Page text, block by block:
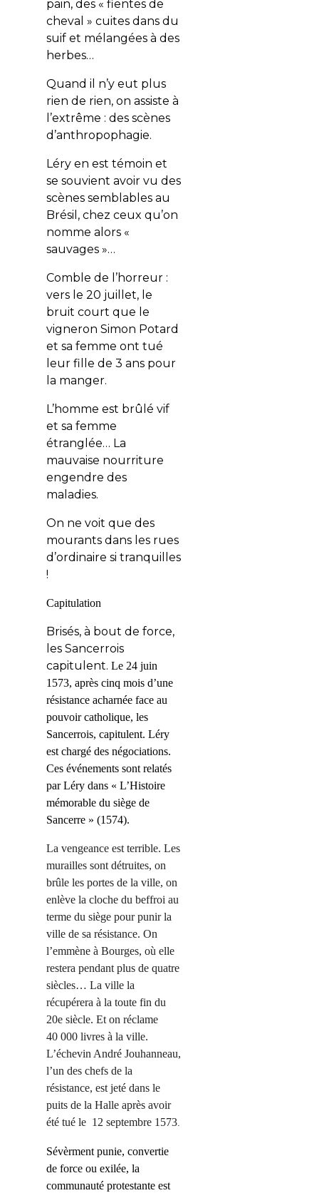
pain, des « fientes de
cheval » cuites dans du
suif et mélangées à des
herbes…
Quand il n’y eut plus
rien de rien, on assiste à
l’extrême : des scènes
d’anthropophagie.
Léry en est témoin et
se souvient avoir vu des
scènes semblables au
Brésil, chez ceux qu’on
nomme alors «
sauvages »…
Comble de l’horreur :
vers le 20 juillet, le
bruit court que le
vigneron Simon Potard
et sa femme ont tué
leur fille de 3 ans pour
la manger.
L’homme est brûlé vif
et sa femme
étranglée… La
mauvaise nourriture
engendre des
maladies.
On ne voit que des
mourants dans les rues
d’ordinaire si tranquilles
!
Capitulation
Brisés, à bout de force,
les Sancerrois
capitulent. Le 24 juin
1573, après cinq mois d’une
résistance acharnée face au
pouvoir catholique, les
Sancerrois, capitulent. Léry
est chargé des négociations.
Ces événements sont relatés
par Léry dans « L’Histoire
mémorable du siège de
Sancerre » (1574).
La vengeance est terrible. Les
murailles sont détruites, on
brûle les portes de la ville, on
enlève la cloche du beffroi au
terme du siège pour punir la
ville de sa résistance. On
l’emmène à Bourges, où elle
restera pendant plus de quatre
siècles… La ville la
récupérera à la toute fin du
20e siècle. Et on réclame
40 000 livres à la ville.
L’échevin André Jouhanneau,
l’un des chefs de la
résistance, est jeté dans le
puits de la Halle après avoir
été tué le 12 septembre 1573.
Sévèrment punie, convertie
de force ou exilée, la
communauté protestante est